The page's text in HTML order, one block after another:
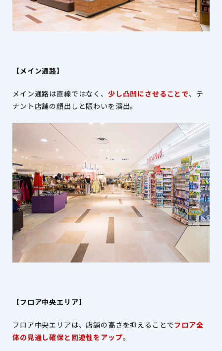
【メイン通路】
メイン通路は直線ではなく、 少し凸凹にさせることで、テ
ナント店舗の顔出しと賑わいを演出。
【フロア中央エリア】
フロア中央エリアは、店舗の高さを抑えることでフロア全
体の見通し確保と回遊性をアップ。